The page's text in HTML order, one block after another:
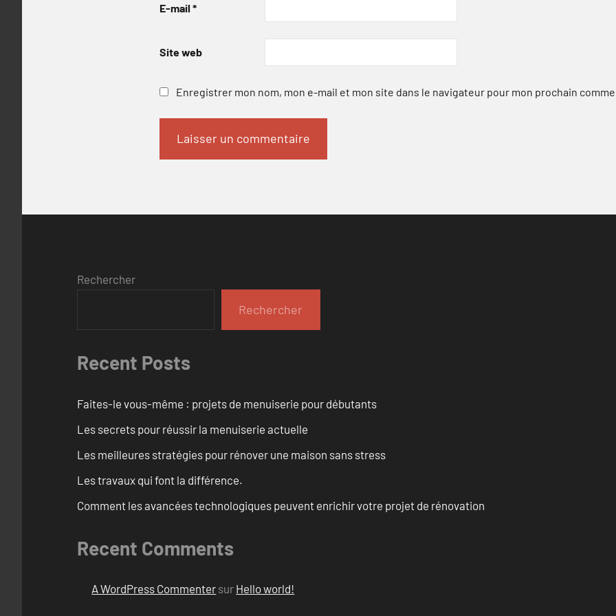
E-mail *
Site web
Enregistrer mon nom, mon e-mail et mon site dans le navigateur pour mon prochain
Rechercher
Rechercher
Recent Posts
Faites-le vous-même : projets de menuiserie pour débutants
Les secrets pour réussir la menuiserie actuelle
Les meilleures stratégies pour rénover une maison sans stress
Les travaux qui font la différence.
Comment les avancées technologiques peuvent enrichir votre projet de rénovation
Recent Comments
A WordPress Commenter sur Hello world!